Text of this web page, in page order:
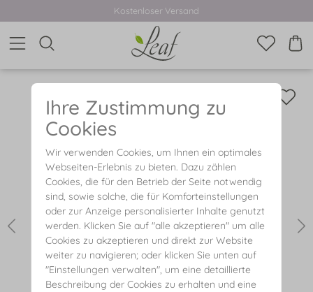
Kostenloser Versand
Ihre Zustimmung zu
Cookies
Wir verwenden Cookies, um Ihnen ein optimales
Webseiten-Erlebnis zu bieten. Dazu zählen
Cookies, die für den Betrieb der Seite notwendig
sind, sowie solche, die für Komforteinstellungen
oder zur Anzeige personalisierter Inhalte genutzt
werden. Klicken Sie auf "alle akzeptieren" um alle
Cookies zu akzeptieren und direkt zur Website
weiter zu navigieren; oder klicken Sie unten auf
"Einstellungen verwalten", um eine detaillierte
Beschreibung der Cookies zu erhalten und eine